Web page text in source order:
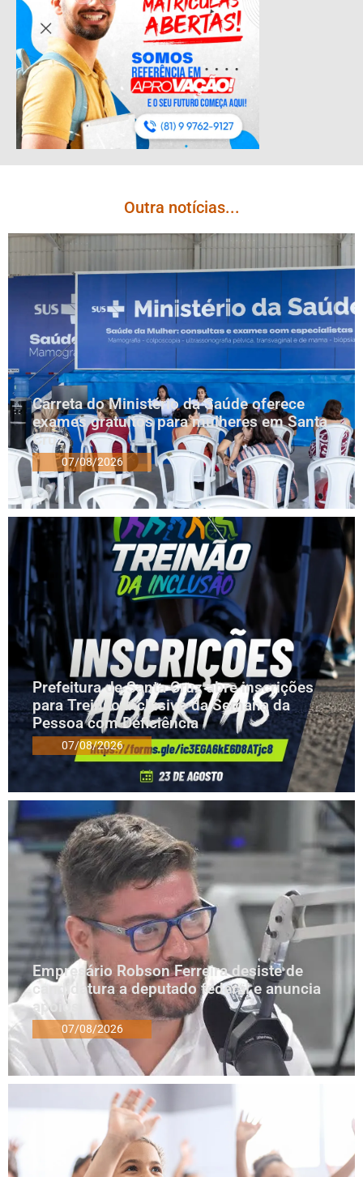
Outra notícias...
Carreta do Ministério da Saúde oferece
exames gratuitos para mulheres em Santa
Cruz
07/08/2026
Prefeitura de Santa Cruz abre inscrições
para Treinão Inclusivo da Semana da
Pessoa com Deficiência
07/08/2026
Empresário Robson Ferreira desiste de
candidatura a deputado federal e anuncia
apoios
07/08/2026